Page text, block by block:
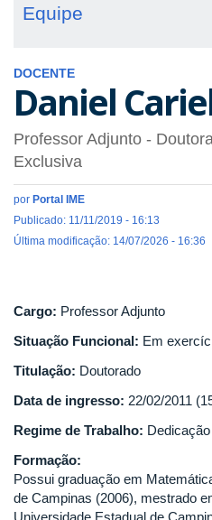
Equipe
DOCENTE
Daniel
Professor Adjunto -
Exclusiva
por Portal IME
Publicado: 11/11/2019 - 16:13
Última modificação: 14/07/2026 - 16:36
Cargo: Professor Adjunto
Situação Funcional: Em
Titulação: Doutorado
Data de ingresso: 22/02/2011
Regime de Trabalho:
Formação:
Possui graduação em
de Campinas (2006), mestrado